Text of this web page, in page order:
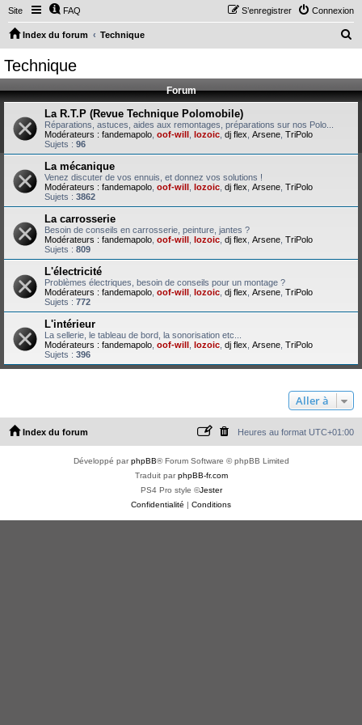
Site FAQ Connexion
S’enregistrer
Index du forum Technique
h
r
Technique
Forum
La R.T.P (Revue Technique Polomobile)
Réparations, astuces, aides aux remontages, préparations sur nos Polo...
Modérateurs : fandemapolo oof-will lozoic dj flex Arsene TriPolo
Sujets : 96
La mécanique
Venez discuter de vos ennuis, et donnez vos solutions !
Modérateurs : fandemapolo oof-will lozoic dj flex Arsene TriPolo
Sujets : 3862
La carrosserie
Besoin de conseils en carrosserie, peinture, jantes ?
Modérateurs : fandemapolo oof-will lozoic dj flex Arsene TriPolo
Sujets : 809
L'électricité
Problèmes électriques, besoin de conseils pour un montage ?
Modérateurs : fandemapolo oof-will lozoic dj flex Arsene TriPolo
Sujets : 772
L'intérieur
La sellerie, le tableau de bord, la sonorisation etc...
Modérateurs : fandemapolo oof-will lozoic dj flex Arsene TriPolo
Sujets : 396
Aller à
Index du forum Heures au format UTC+01:00
Développé parphpBB® Forum Software © phpBB Limited
Traduit parphpBB-fr.com
PS4 Pro style ©Jester
Confidentialité | Conditions